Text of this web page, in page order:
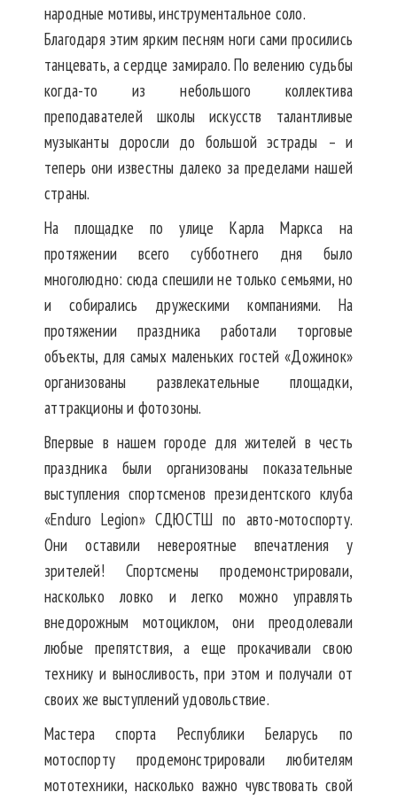
народные мотивы, инструментальное соло.
Благодаря этим ярким песням ноги сами просились
танцевать, а сердце замирало. По велению судьбы
когда-то из небольшого коллектива
преподавателей школы искусств талантливые
музыканты доросли до большой эстрады – и
теперь они известны далеко за пределами нашей
страны.
На площадке по улице Карла Маркса на
протяжении всего субботнего дня было
многолюдно: сюда спешили не только семьями, но
и собирались дружескими компаниями. На
протяжении праздника работали торговые
объекты, для самых маленьких гостей «Дожинок»
организованы развлекательные площадки,
аттракционы и фотозоны.
Впервые в нашем городе для жителей в честь
праздника были организованы показательные
выступления спортсменов президентского клуба
«Enduro Legion» СДЮСТШ по авто-мотоспорту.
Они оставили невероятные впечатления у
зрителей! Спортсмены продемонстрировали,
насколько ловко и легко можно управлять
внедорожным мотоциклом, они преодолевали
любые препятствия, а еще прокачивали свою
технику и выносливость, при этом и получали от
своих же выступлений удовольствие.
Мастера спорта Республики Беларусь по
мотоспорту продемонстрировали любителям
мототехники, насколько важно чувствовать свой